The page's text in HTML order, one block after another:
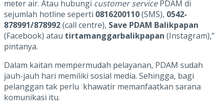
meter air. Atau hubungi customer servicePDAM di
sejumlah hotline seperti 0816200110(SMS), 0542-
878991/878992(call centre), Save PDAM Balikpapan
(Facebook) atau tirtamanggarbalikpapan (Instagram),”
pintanya.
Dalam kaitan mempermudah pelayanan, PDAM sudah
jauh-jauh hari memiliki sosial media. Sehingga, bagi
pelanggan tak perlu khawatir memanfaatkan sarana
komunikasi itu.